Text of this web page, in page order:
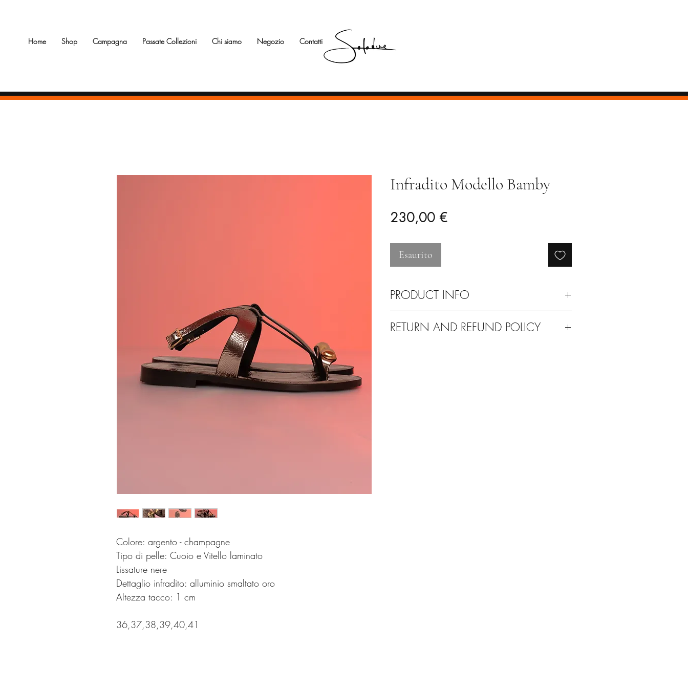
Home Shop Campagna Passate Collezioni Chi siamo Negozio Contatti
Colore: argento - champagne
Tipo di pelle: Cuoio e Vitello laminato
Lissature nere
Dettaglio infradito: alluminio smaltato oro
Altezza tacco: 1 cm
36,37,38,39,40,41
Infradito Modello Bamby
230,00 €Prezzo
Esaurito
PRODUCT INFO
RETURN AND REFUND POLICY